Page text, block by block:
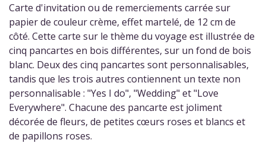
Carte d'invitation ou de remerciements carrée sur
papier de couleur crème, effet martelé, de 12 cm de
côté. Cette carte sur le thème du voyage est illustrée de
cinq pancartes en bois différentes, sur un fond de bois
blanc. Deux des cinq pancartes sont personnalisables,
tandis que les trois autres contiennent un texte non
personnalisable : "Yes I do", "Wedding" et "Love
Everywhere". Chacune des pancarte est joliment
décorée de fleurs, de petites cœurs roses et blancs et
de papillons roses.